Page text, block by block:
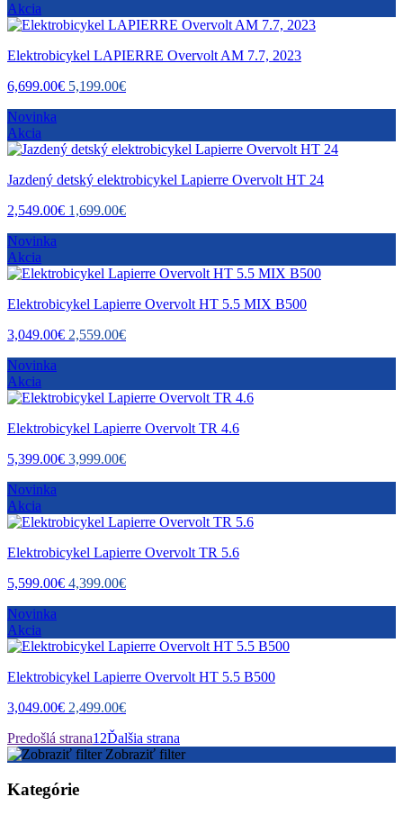
Akcia
Elektrobicykel LAPIERRE Overvolt AM 7.7, 2023
6,699.00€ 5,199.00€
Novinka
Akcia
Jazdený detský elektrobicykel Lapierre Overvolt HT 24
2,549.00€ 1,699.00€
Novinka
Akcia
Elektrobicykel Lapierre Overvolt HT 5.5 MIX B500
3,049.00€ 2,559.00€
Novinka
Akcia
Elektrobicykel Lapierre Overvolt TR 4.6
5,399.00€ 3,999.00€
Novinka
Akcia
Elektrobicykel Lapierre Overvolt TR 5.6
5,599.00€ 4,399.00€
Novinka
Akcia
Elektrobicykel Lapierre Overvolt HT 5.5 B500
3,049.00€ 2,499.00€
Predošlá strana1 2Ďalšia strana
Zobraziť filter
Kategórie